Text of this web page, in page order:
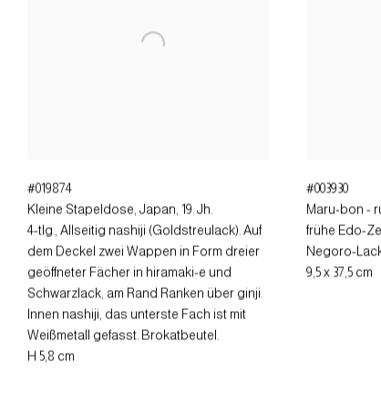
#019874
Kleine Stapeldose, Japan, 19. Jh.
4-tlg., Allseitig nashiji (Goldstreulack). Auf
dem Deckel zwei Wappen in Form dreier
geöffneter Fächer in hiramaki-e und
Schwarzlack, am Rand Ranken über ginji.
Innen nashiji, das unterste Fach ist mit
Weißmetall gefasst. Brokatbeutel.
H 5,8 cm
#003930
Maru-bon -
frühe Edo-
Negoro-
9,5 x 37,5 cm